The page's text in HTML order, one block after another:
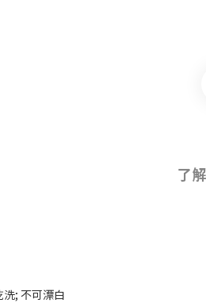
了
; 不可漂白